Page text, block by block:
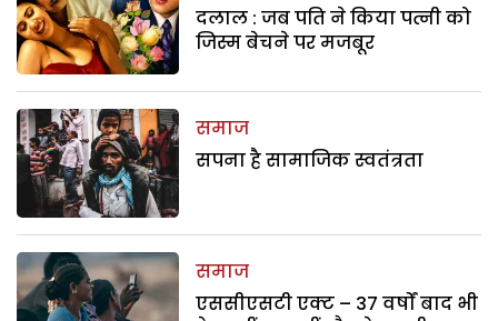
दलाल : जब पति ने किया पत्नी को
जिस्म बेचने पर मजबूर
समाज
सपना है सामाजिक स्वतंत्रता
समाज
एससीएसटी एक्ट – 37 वर्षों बाद भी